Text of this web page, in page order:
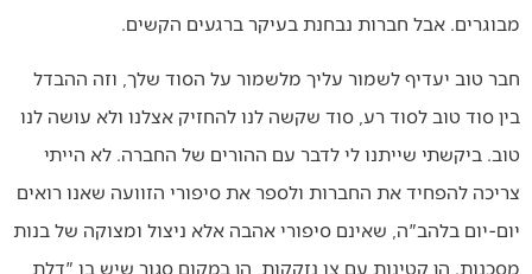
מבוגרים. אבל חברות נבחנת בעיקר ברגעים הקשים.
חבר טוב יעדיף לשמור עליך מלשמור על הסוד שלך, וזה ההבדל
בין סוד טוב לסוד רע, סוד שקשה לנו להחזיק אצלנו ולא עושה לנו
טוב. ביקשתי שייתנו לי לדבר עם ההורים של החברה. לא הייתי
צריכה להפחיד את החברות ולספר את סיפורי הזוועה שאנו רואים
יום-יום בלהב"ה, שאינם סיפורי אהבה אלא ניצול ומצוקה של בנות
מסכנות. הן קטינות עם צו נזקקות, הן במקום סגור שיש בו "דלת